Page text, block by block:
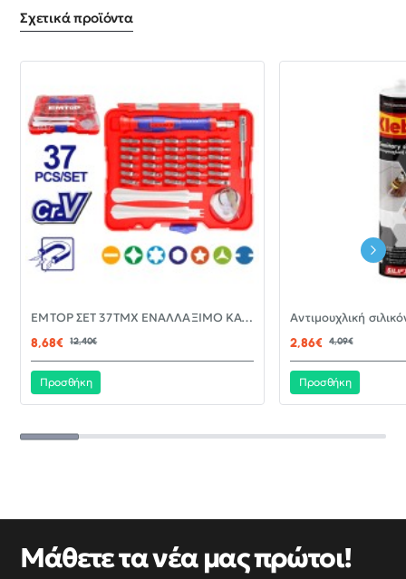
Σχετικά προϊόντα
-30%EMTOP ΣΕΤ 37ΤΜΧ ΕΝΑΛΛΑΞΙΜΟ ΚΑΤΣΑΒΙΔΙ ΜΕ ΜΥΤΕΣ EBST03702
8,68€
12,40€
Προσθήκη
2,86€ 4,09€
Προσθήκη
Μάθετε τα νέα μας πρώτοι!